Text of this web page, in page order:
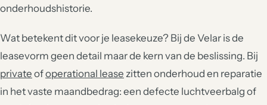
onderhoudshistorie.
Wat betekent dit voor je leasekeuze? Bij de Velar is de
leasevorm geen detail maar de kern van de beslissing. Bij
private ofoperational lease zitten onderhoud en reparatie
in het vaste maandbedrag: een defecte luchtveerbalg of